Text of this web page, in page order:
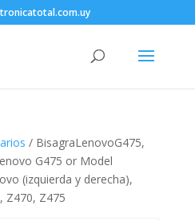
/ BisagraLenovoG475,
G475 or Model
(izquierda y derecha),
Z470, Z475